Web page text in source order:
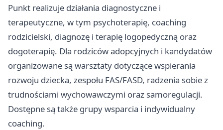
Punkt realizuje działania diagnostyczne i
terapeutyczne, w tym psychoterapię, coaching
rodzicielski, diagnozę i terapię logopedyczną oraz
dogoterapię. Dla rodziców adopcyjnych i kandydatów
organizowane są warsztaty dotyczące wspierania
rozwoju dziecka, zespołu FAS/FASD, radzenia sobie z
trudnościami wychowawczymi oraz samoregulacji.
Dostępne są także grupy wsparcia i indywidualny
coaching.